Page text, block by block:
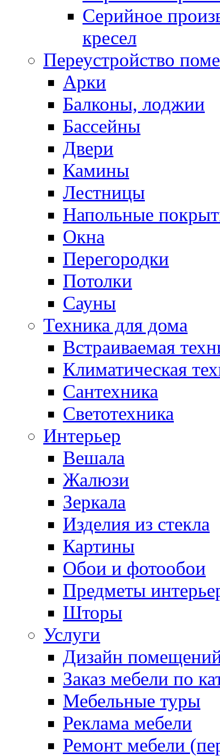
Серийное
кресел
Переустройство
Арки
Балконы, лоджии
Бассейны
Двери
Камины
Лестницы
Напольные
Окна
Перегородки
Потолки
Сауны
Техника для дома
Встраиваемая
Климатическая
Сантехника
Светотехника
Интерьер
Вешала
Жалюзи
Зеркала
Изделия из стекла
Картины
Обои и фотообои
Предметы
Шторы
Услуги
Дизайн
Заказ мебели по
Мебельные туры
Реклама мебели
Ремонт мебели